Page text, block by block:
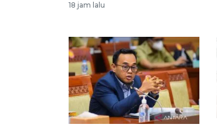
18 jam lalu